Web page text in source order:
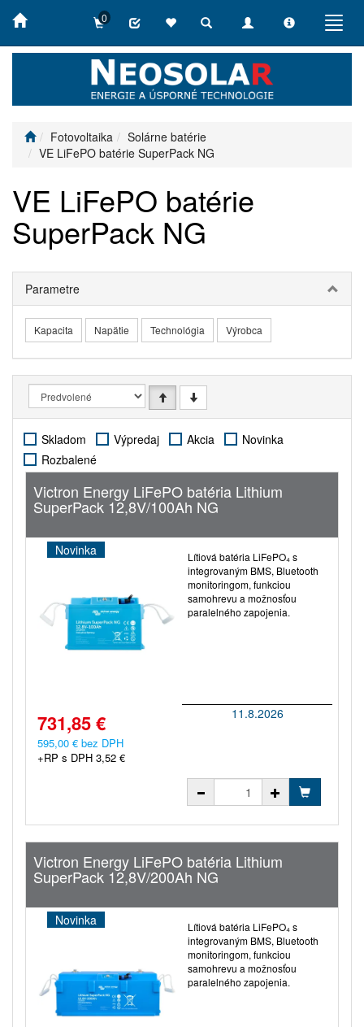
Toggle
Toggle
Toggle
0
Fotovoltaika
Solárne batérie
VE LiFePO batérie SuperPack NG
VE LiFePO batérie
SuperPack NG
Parametre
Kapacita Napätie Technológia Výrobca
Skladom Výpredaj Akcia
Novinka
Rozbalené
Victron Energy LiFePO batéria Lithium
SuperPack 12,8V/100Ah NG
Novinka
Lítiová batéria LiFePO₄ s
integrovaným BMS, Bluetooth
monitoringom, funkciou
samohrevu a možnosťou
paralelného zapojenia.
731,85 €
595,00 € bez DPH
+RP s DPH 3,52 €
11.8.2026
Victron Energy LiFePO batéria Lithium
SuperPack 12,8V/200Ah NG
Novinka
Lítiová batéria LiFePO₄ s
integrovaným BMS, Bluetooth
monitoringom, funkciou
samohrevu a možnosťou
paralelného zapojenia.